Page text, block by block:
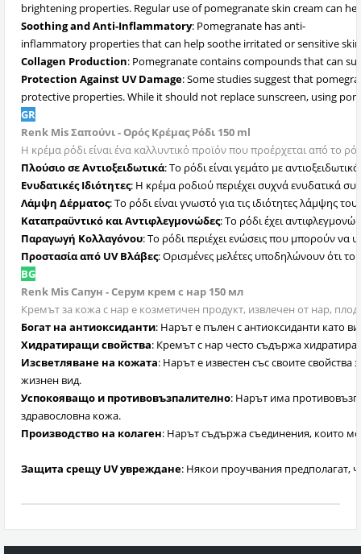
brightening properties. Regular use of pomegranate skin cream can
Soothing and Anti-Inflammatory: Pomegranate has anti-
inflammatory properties that can help soothe irritated or sensitive
Collagen Production: Pomegranate contains compounds that can
Protection Against UV Damage: Some studies suggest that
protective properties. While it should not replace sunscreen, using
GR
Renk Mis Σαπούνι - Ορός Κρέμας Ρόδι 150 ml
Η κρέμα ρόδι είναι ένα καλλυντικό προϊόν που προέρχεται από το
Πλούσιο σε Αντιοξειδωτικά: Το ρόδι είναι γεμάτο με
Ενυδατικές Ιδιότητες: Η κρέμα ροδιού περιέχει συχνά ενυδατικά
Λάμψη Δέρματος: Το ρόδι είναι γνωστό για τις ιδιότητες λάμψης
Καταπραϋντικό και Αντιφλεγμονώδες: Το ρόδι έχει
Παραγωγή Κολλαγόνου: Το ρόδι περιέχει ενώσεις που μπορούν
Προστασία από UV Βλάβες: Ορισμένες μελέτες υποδηλώνουν ότι το
BG
Renk Mis Сапун - Серум крем с нар 150 мл
Кремът за кожа с нар е козметичен продукт, извлечен от нар,
Богат на антиоксиданти: Нарът е пълен с антиоксиданти като
Хидратиращи свойства: Кремът с нар често съдържа
Изсветляване на кожата: Нарът е известен със своите
жизнен вид.
Успокояващо и противовъзпалително: Нарът има
здравословна кожа.
Производство на колаген: Нарът съдържа съединения, които
Защита срещу UV увреждане: Някои проучвания предполагат,